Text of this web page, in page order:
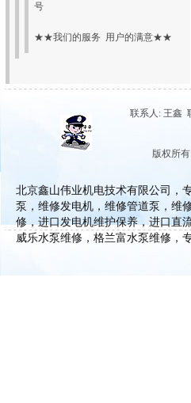
号
★★我们的服务 用户的满意★★
联系人: 王鑫
版权所
北京鑫山伟业机电技术有限公司，
泵，维修发电机，维修管道泵，维
修，进口发电机维护保养，进口直
威乐水泵维修，格兰富水泵维修，